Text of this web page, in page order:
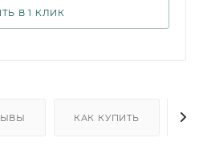
В 1 КЛИК
КАК КУПИТЬ